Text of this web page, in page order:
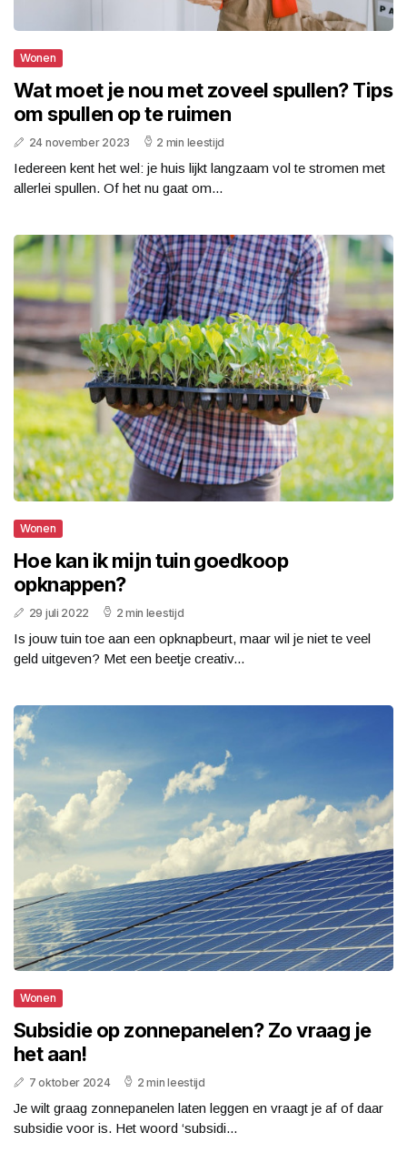
Wonen
Wat moet je nou met zoveel spullen? Tips
om spullen op te ruimen
24 november 2023 2 min leestijd
Iedereen kent het wel: je huis lijkt langzaam vol te stromen met
allerlei spullen. Of het nu gaat om...
Wonen
Hoe kan ik mijn tuin goedkoop
opknappen?
29 juli 2022 2 min leestijd
Is jouw tuin toe aan een opknapbeurt, maar wil je niet te veel
geld uitgeven? Met een beetje creativ...
Wonen
Subsidie op zonnepanelen? Zo vraag je
het aan!
7 oktober 2024 2 min leestijd
Je wilt graag zonnepanelen laten leggen en vraagt je af of daar
subsidie voor is. Het woord ‘subsidi...